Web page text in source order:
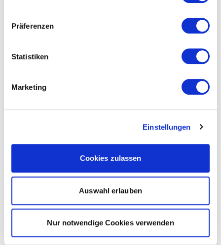
Präferenzen
Statistiken
Marketing
Einstellungen
Cookies zulassen
Auswahl erlauben
Nur notwendige Cookies verwenden